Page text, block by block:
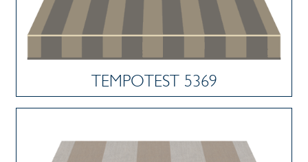
TEMPOTEST 5369